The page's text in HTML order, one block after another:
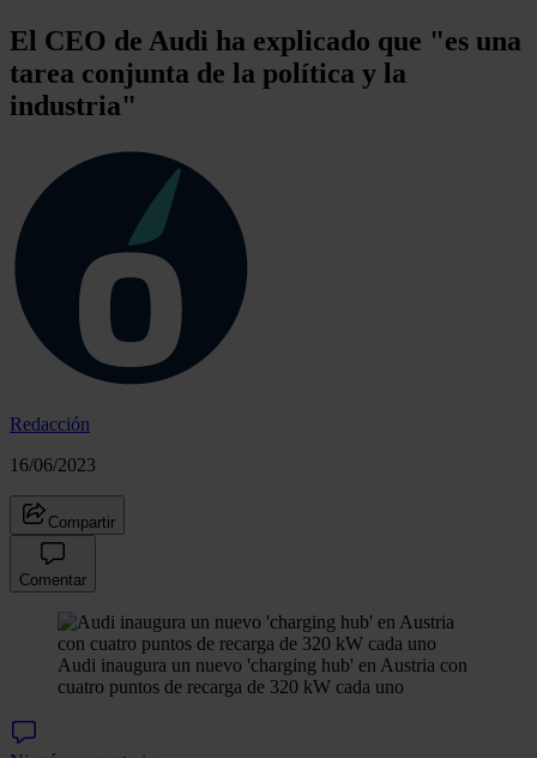
El CEO de Audi ha explicado que "es una
tarea conjunta de la política y la
industria"
Redacción
16/06/2023
Compartir
Comentar
Audi inaugura un nuevo 'charging hub' en Austria con
cuatro puntos de recarga de 320 kW cada uno